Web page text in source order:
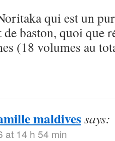
qui est un
baston, quoi que
(18 volumes au
maldivessays:
at 14 h 54 min